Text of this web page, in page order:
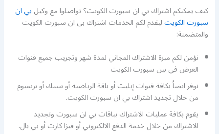
كيف يمكنكم اشتراك بي ان سبورت الكويت؟ تواصلوا مع وكيلبي ان
سبورت الكويتليقدم لكم الخدمات اشتراك بي ان سبورت الكويت
والمتضمنة:
نؤمن لكم ميزة الاشتراك المجاني لمدة شهر وتجريب جميع قنوات
العرض في بين سبورت الكويت
نوفر ايضاُ بكافة قنوات إيليت أو باقة الرياضية أو بيسك أو بريميوم
من خلال تجديد اشتراك بي ان سبورت الكويت.
يقوم بكافة عمليات الاشتراك بباقات بي ان سبورت وتجديد
الاشتراك من خلال خدمة الدفع الالكتروني أو فيزا كارت أو بي بال.